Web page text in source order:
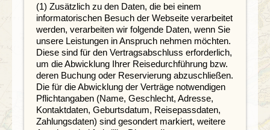
(1) Zusätzlich zu den Daten, die bei einem
informatorischen Besuch der Webseite verarbeitet
werden, verarbeiten wir folgende Daten, wenn Sie
unsere Leistungen in Anspruch nehmen möchten.
Diese sind für den Vertragsabschluss erforderlich,
um die Abwicklung Ihrer Reisedurchführung bzw.
deren Buchung oder Reservierung abzuschließen.
Die für die Abwicklung der Verträge notwendigen
Pflichtangaben (Name, Geschlecht, Adresse,
Kontaktdaten, Geburtsdatum, Reisepassdaten,
Zahlungsdaten) sind gesondert markiert, weitere